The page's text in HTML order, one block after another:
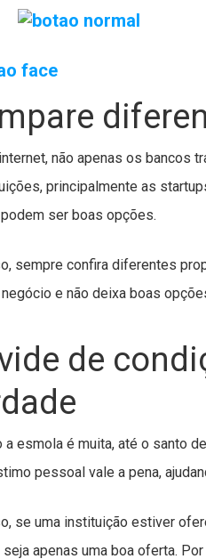
não apenas os bancos
principalmente as
ser boas opções.
sempre confira diferentes
e não deixa boas
de
a esmola é muita, até o santo
pessoal vale a pena,
se uma instituição estiver
seja apenas uma boa oferta.